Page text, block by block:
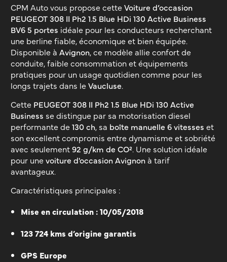
CPM Auto vous propose cetteVoiture d’occasion
PEUGEOT 308 II Ph2 1.5 Blue HDi 130 Active Business
BV6 5 portes idéale pour les conducteurs recherchant
une berline fiable, économique et bien équipée.
Disponible àAvignon, ce modèle allie confort de
conduite, faible consommation et équipements
pratiques pour un usage quotidien comme pour les
longs trajets dans leVaucluse.
Cette PEUGEOT 308 II Ph2 1.5 Blue HDi 130 Active
Business se distingue par sa motorisation diesel
performante de130 ch, sa boîte manuelle 6 vitesses et
son excellent compromis entre dynamisme et sobriété
avec seulement92 g/km de CO². Une solution idéale
pour unevoiture d'occasion Avignonà tarif
avantageux.
Caractéristiques principales :
Mise en circulation : 10/05/2018
123 724 kms d’origine garantis
GPS Europe